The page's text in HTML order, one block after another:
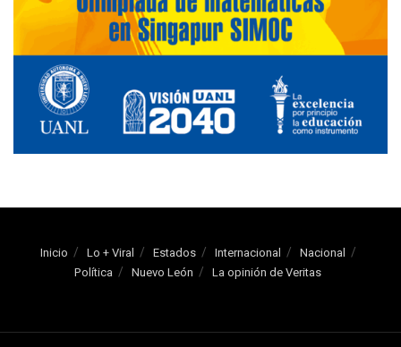
Inicio Lo + Viral Estados Internacional
Nacional
Política
Nuevo León La opinión de Veritas